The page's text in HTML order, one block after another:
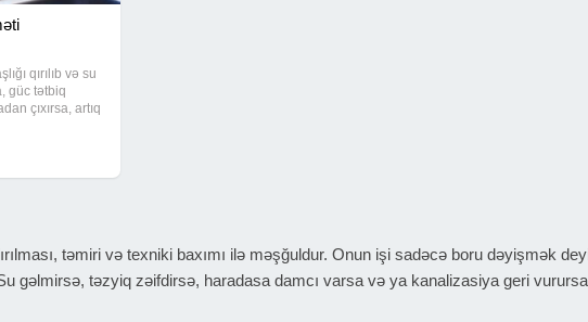
qırılıb və su
güc tətbiq
çıxırsa, artıq
kranların
təmiri və texniki baxımı ilə məşğuldur. Onun işi sadəcə boru dəyişmək
gəlmirsə, təzyiq zəifdirsə, haradasa damcı varsa və ya kanalizasiya geri